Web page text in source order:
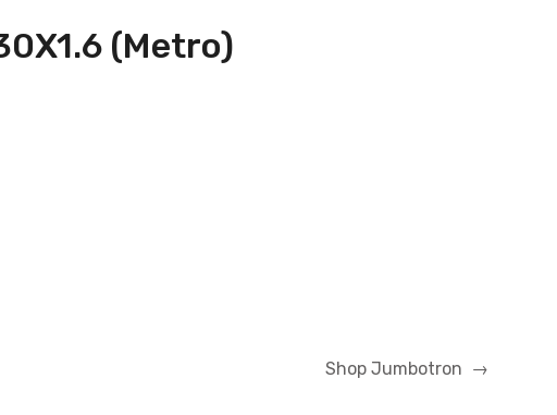
(Metro)
Shop Jumbotron →